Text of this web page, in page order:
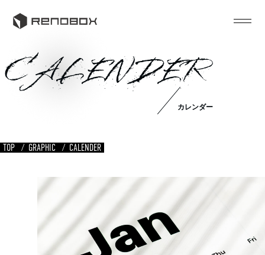
CALENDER
カレンダー
TOP GRAPHIC CALENDER